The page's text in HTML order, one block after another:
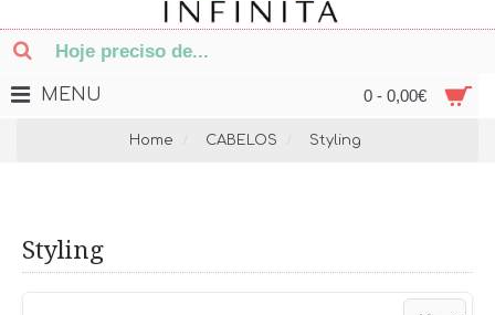
0 - 0,00€
MENU
Home CABELOS Styling
Styling